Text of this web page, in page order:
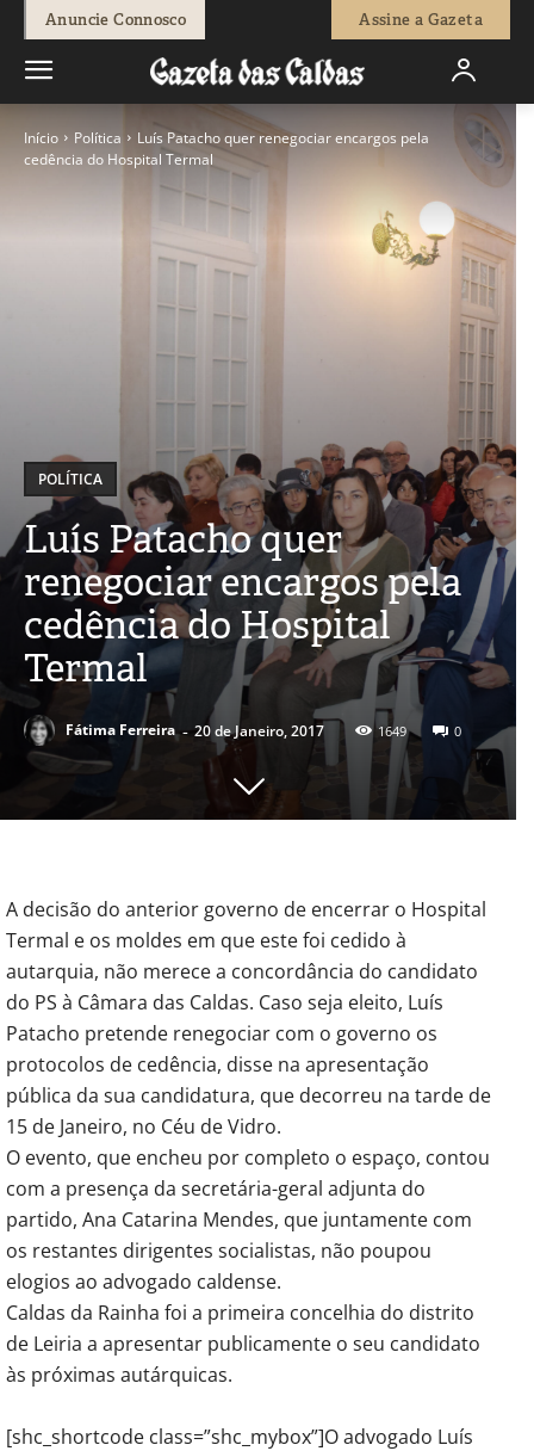
Anuncie Connosco Assine a Gazeta
Início Política
Luís Patacho quer renegociar encargos pela
cedência do Hospital Termal
POLÍTICA
Luís Patacho quer
renegociar encargos pela
cedência do Hospital
Termal
Fátima Ferreira - 20 de Janeiro, 2017 1649 0
A decisão do anterior governo de encerrar o Hospital
Termal e os moldes em que este foi cedido à
autarquia, não merece a concordância do candidato
do PS à Câmara das Caldas. Caso seja eleito, Luís
Patacho pretende renegociar com o governo os
protocolos de cedência, disse na apresentação
pública da sua candidatura, que decorreu na tarde de
15 de Janeiro, no Céu de Vidro.
O evento, que encheu por completo o espaço, contou
com a presença da secretária-geral adjunta do
partido, Ana Catarina Mendes, que juntamente com
os restantes dirigentes socialistas, não poupou
elogios ao advogado caldense.
Caldas da Rainha foi a primeira concelhia do distrito
de Leiria a apresentar publicamente o seu candidato
às próximas autárquicas.
[shc_shortcode class=”shc_mybox”]O advogado Luís